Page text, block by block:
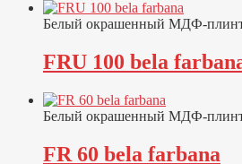
Белый окрашенный МДФ-
FRU 100 bela
Белый окрашенный МДФ-
FR 60 bela farbana